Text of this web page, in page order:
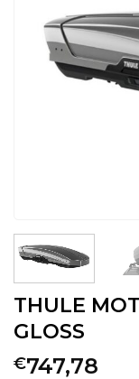
THULE
GLOSS
€747,78